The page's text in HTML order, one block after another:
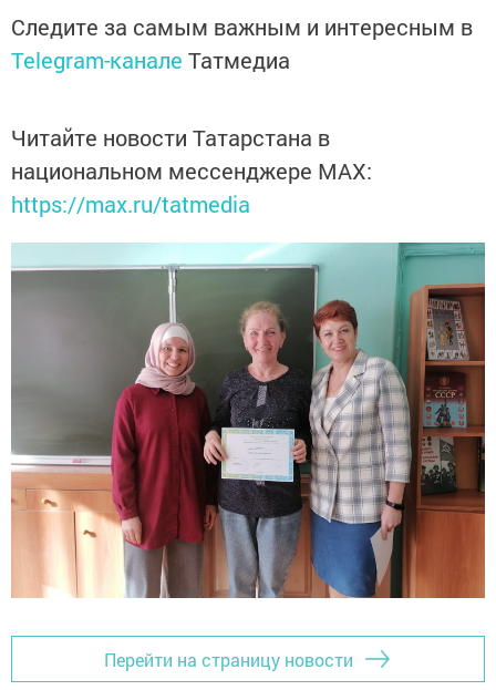
Следите за самым важным и интересным в
Telegram-канале Татмедиа
Читайте новости Татарстана в
национальном мессенджере MАХ:
https://max.ru/tatmedia
Перейти на страницу новости